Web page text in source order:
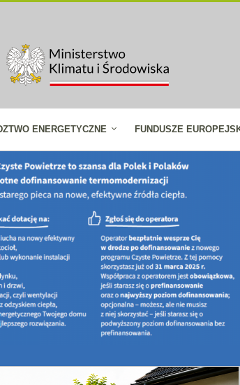
ENERGETYCZNE FUNDUSZE